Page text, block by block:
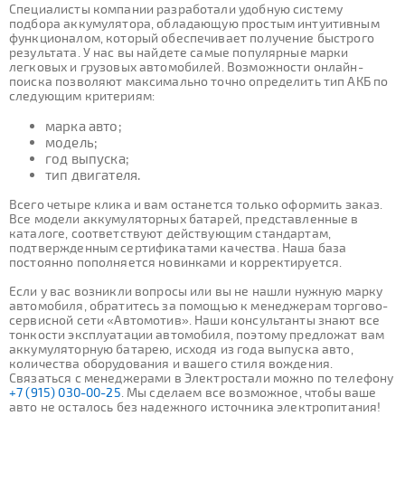
Специалисты компании разработали удобную систему
подбора аккумулятора, обладающую простым интуитивным
функционалом, который обеспечивает получение быстрого
результата. У нас вы найдете самые популярные марки
легковых и грузовых автомобилей. Возможности онлайн-
поиска позволяют максимально точно определить тип АКБ по
следующим критериям:
марка авто;
модель;
год выпуска;
тип двигателя.
Всего четыре клика и вам останется только оформить заказ.
Все модели аккумуляторных батарей, представленные в
каталоге, соответствуют действующим стандартам,
подтвержденным сертификатами качества. Наша база
постоянно пополняется новинками и корректируется.
Если у вас возникли вопросы или вы не нашли нужную марку
автомобиля, обратитесь за помощью к менеджерам торгово-
сервисной сети «Автомотив». Наши консультанты знают все
тонкости эксплуатации автомобиля, поэтому предложат вам
аккумуляторную батарею, исходя из года выпуска авто,
количества оборудования и вашего стиля вождения.
Связаться с менеджерами в Электростали можно по телефону
+7 (915) 030-00-25 . Мы сделаем все возможное, чтобы ваше
авто не осталось без надежного источника электропитания!